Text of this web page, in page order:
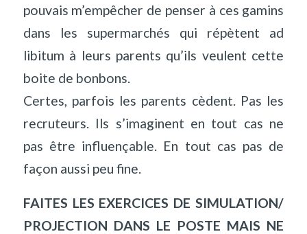
pouvais m’empêcher de penser à ces gamins
dans les supermarchés qui répètent ad
libitum à leurs parents qu’ils veulent cette
boite de bonbons.
Certes, parfois les parents cèdent. Pas les
recruteurs. Ils s’imaginent en tout cas ne
pas être influençable. En tout cas pas de
façon aussi peu fine.
FAITES LES EXERCICES DE SIMULATION/
PROJECTION DANS LE POSTE MAIS NE